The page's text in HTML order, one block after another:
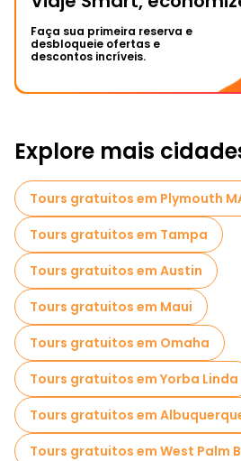
Faça sua primeira reserva e
desbloqueie ofertas e
descontos incríveis.
Explore mais
Tours gratuitos em Plymouth
Tours gratuitos em Tampa
Tours gratuitos em Austin
Tours gratuitos em Maui
Tours gratuitos em Omaha
Tours gratuitos em Yorba Linda
Tours gratuitos em
Tours gratuitos em West Palm